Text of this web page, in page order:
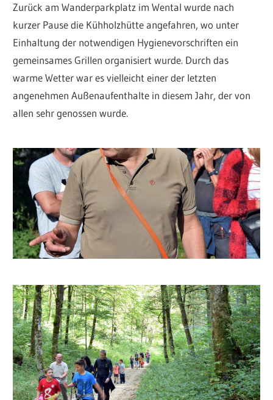
Zurück am Wanderparkplatz im Wental wurde nach
kurzer Pause die Kühholzhütte angefahren, wo unter
Einhaltung der notwendigen Hygienevorschriften ein
gemeinsames Grillen organisiert wurde. Durch das
warme Wetter war es vielleicht einer der letzten
angenehmen Außenaufenthalte in diesem Jahr, der von
allen sehr genossen wurde.